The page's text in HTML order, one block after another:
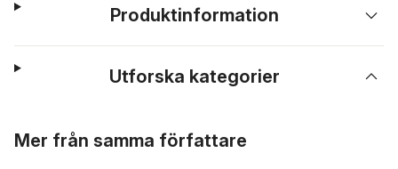
Produktinformation
Utforska kategorier
Mer från samma författare